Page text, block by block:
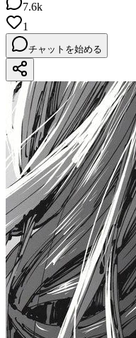
7.6k
1
チャットを始める